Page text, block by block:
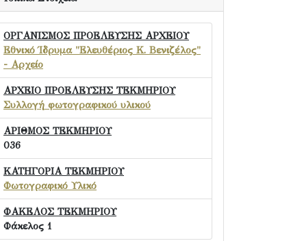
ΟΡΓΑΝΙΣΜΟΣ ΠΡΟΕΛΕΥΣΗΣ ΑΡΧΕΙΟΥ
Εθνικό Ίδρυμα "Ελευθέριος Κ. Βενιζέλος"
- Αρχείο
ΑΡΧΕΙΟ ΠΡΟΕΛΕΥΣΗΣ ΤΕΚΜΗΡΙΟΥ
Συλλογή φωτογραφικού υλικού
ΑΡΙΘΜΟΣ ΤΕΚΜΗΡΙΟΥ
036
ΚΑΤΗΓΟΡΙΑ ΤΕΚΜΗΡΙΟΥ
Φωτογραφικό Υλικό
ΦΑΚΕΛΟΣ ΤΕΚΜΗΡΙΟΥ
Φάκελος 1